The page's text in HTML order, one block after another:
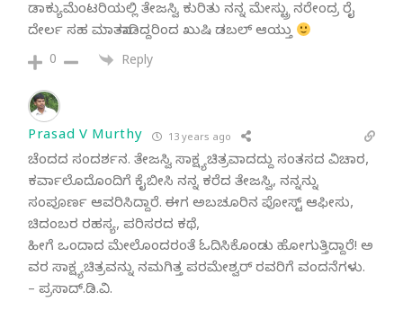
ಡಾಕ್ಯುಮೆಂಟರಿಯಲ್ಲಿ ತೇಜಸ್ವಿ ಕುರಿತು ನನ್ನ ಮೇಸ್ಟ್ರು ನರೇಂದ್ರ ರೈ
ದೇರ್ಲ ಸಹ ಮಾತನಾಡಿದ್ದರಿಂದ ಖುಷಿ ಡಬಲ್ ಆಯ್ತು
0 Reply
Prasad V Murthy 13 years ago
ಚೆಂದದ ಸಂದರ್ಶನ. ತೇಜಸ್ವಿ ಸಾಕ್ಷ್ಯಚಿತ್ರವಾದದ್ದು ಸಂತಸದ ವಿಚಾರ,
ಕರ್ವಾಲೊದೊಂದಿಗೆ ಕೈಬೀಸಿ ನನ್ನ ಕರೆದ ತೇಜಸ್ವಿ, ನನ್ನನ್ನು
ಸಂಪೂರ್ಣ ಆವರಿಸಿದ್ದಾರೆ. ಈಗ ಅಬಚೂರಿನ ಪೋಸ್ಟ್ ಆಫೀಸು,
ಚಿದಂಬರ ರಹಸ್ಯ, ಪರಿಸರದ ಕಥೆ,
ಹೀಗೆ ಒಂದಾದ ಮೇಲೊಂದರಂತೆ ಓದಿಸಿಕೊಂಡು ಹೋಗುತ್ತಿದ್ದಾರೆ! ಅ
ವರ ಸಾಕ್ಷ್ಯಚಿತ್ರವನ್ನು ನಮಗಿತ್ತ ಪರಮೇಶ್ವರ್ ರವರಿಗೆ ವಂದನೆಗಳು.
– ಪ್ರಸಾದ್.ಡಿ.ವಿ.